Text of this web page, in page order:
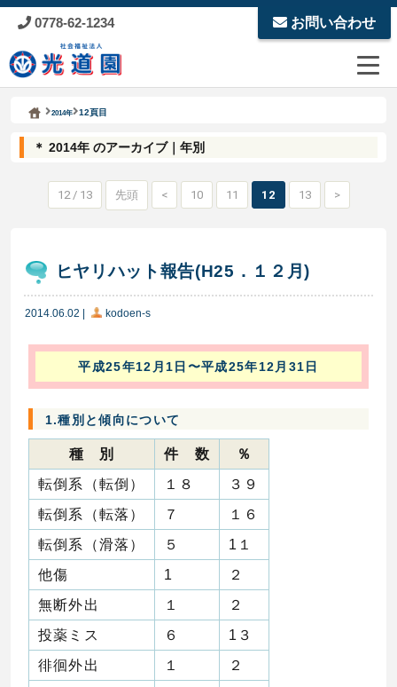
0778-62-1234 お問い合わせ
社会福祉法人 光道園
2014年 12頁目
＊ 2014年 のアーカイブ｜年別
12 / 13 先頭 < 10 11 12 13 >
ヒヤリハット報告(H25．１２月)
2014.06.02 kodoen-s
平成25年12月1日〜平成25年12月31日
1.種別と傾向について
種 別 件 数
％
転倒系（転倒）
１８
３９
転倒系（転落）
７
１６
転倒系（滑落）
５
1１
他傷
1
２
無断外出
１
２
投薬ミス
６
1３
徘徊外出
１
２